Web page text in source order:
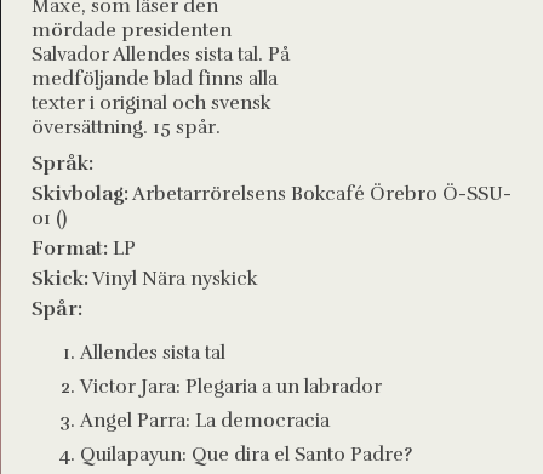
Maxe, som läser den
mördade presidenten
Salvador Allendes sista tal. På
medföljande blad finns alla
texter i original och svensk
översättning. 15 spår.
Språk:
Skivbolag: Arbetarrörelsens Bokcafé Örebro Ö-SSU-
01 ()
Format: LP
Skick:Vinyl Nära nyskick
Spår:
Allendes sista tal
Victor Jara: Plegaria a un labrador
Angel Parra: La democracia
Quilapayun: Que dira el Santo Padre?